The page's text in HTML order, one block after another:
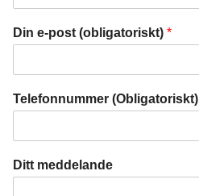
Din e-post (obligatoriskt) *
Telefonnummer (Obligatoriskt)
Ditt meddelande